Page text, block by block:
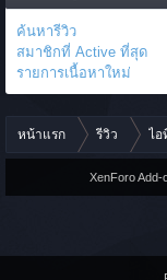
ค้นหารีวิว
สมาชิกที่ Active ที่สุด
รายการเนื้อหาใหม่
หน้าแรก รีวิว ไอ
XenForo